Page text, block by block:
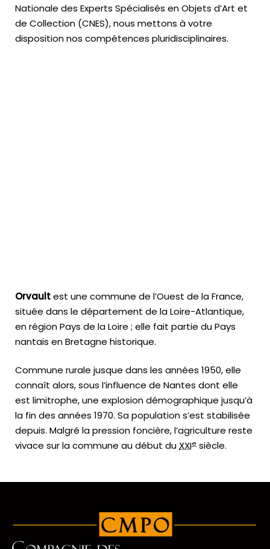
Nationale des Experts Spécialisés en Objets d’Art et
de Collection (CNES),nous mettons à votre
disposition nos compétences pluridisciplinaires.
Orvaultest une commune de l’Ouest de la France,
située dans le département de la Loire-Atlantique,
en région Pays de la Loire ; elle fait partie du Pays
nantais en Bretagne historique.
Commune rurale jusque dans les années 1950, elle
connaît alors, sous l’influence de Nantes dont elle
est limitrophe, une explosion démographique jusqu’à
la fin des années 1970. Sa population s’est stabilisée
depuis. Malgré la pression foncière, l’agriculture reste
vivace sur la commune au début du XXIe siècle.